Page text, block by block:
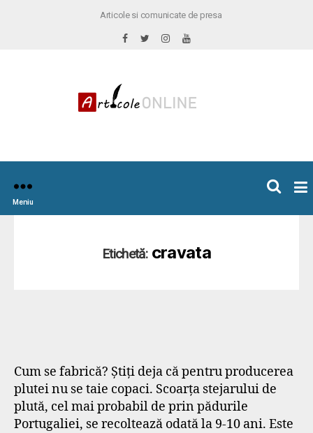
Articole si comunicate de presa
Meniu
Etichetă: cravata
Cum se fabrică? Știți deja că pentru producerea
plutei nu se taie copaci. Scoarța stejarului de
plută, cel mai probabil de prin pădurile
Portugaliei, se recoltează odată la 9-10 ani. Este